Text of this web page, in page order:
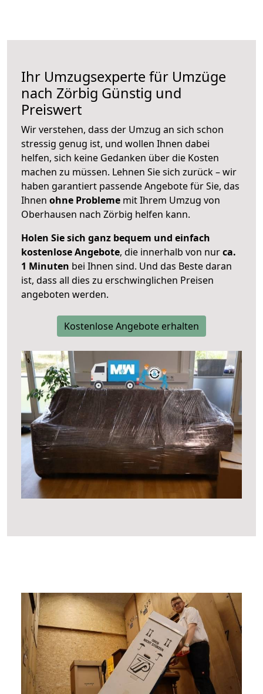
Ihr Umzugsexperte für Umzüge
nach Zörbig Günstig und
Preiswert
Wir verstehen, dass der Umzug an sich schon
stressig genug ist, und wollen Ihnen dabei
helfen, sich keine Gedanken über die Kosten
machen zu müssen. Lehnen Sie sich zurück – wir
haben garantiert passende Angebote für Sie, das
Ihnen ohne Probleme mit Ihrem Umzug von
Oberhausen nach Zörbig helfen kann.
Holen Sie sich ganz bequem und einfach
kostenlose Angebote, die innerhalb von nurca.
1 Minuten bei Ihnen sind. Und das Beste daran
ist, dass all dies zu erschwinglichen Preisen
angeboten werden.
Kostenlose Angebote erhalten